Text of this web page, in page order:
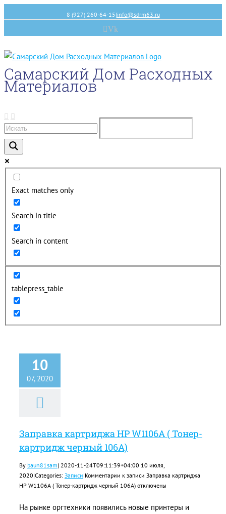
8 (927) 260-64-15|info@sdrm63.ru
Vk
Самарский Дом Расходных
Материалов
Exact matches only
Search in title
Search in content
tablepress_table
10
07, 2020
Заправка картриджа HP W1106A ( Тонер-
картридж черный 106A)
By baun81sam| 2020-11-24T09:11:39+04:00 10 июля,
2020|Categories: Записи|Комментарии к записи Заправка картриджа
HP W1106A ( Тонер-картридж черный 106A) отключены
На рынке оргтехники появились новые принтеры и